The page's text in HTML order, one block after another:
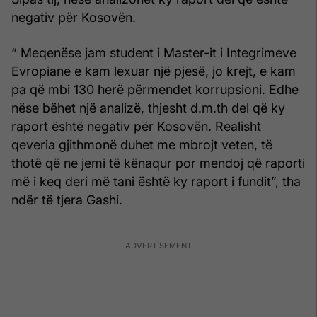
negativ për Kosovën.
“ Meqenëse jam student i Master-it i Integrimeve
Evropiane e kam lexuar një pjesë, jo krejt, e kam
pa që mbi 130 herë përmendet korrupsioni. Edhe
nëse bëhet një analizë, thjesht d.m.th del që ky
raport është negativ për Kosovën. Realisht
qeveria gjithmonë duhet me mbrojt veten, të
thotë që ne jemi të kënaqur por mendoj që raporti
më i keq deri më tani është ky raport i fundit”, tha
ndër të tjera Gashi.